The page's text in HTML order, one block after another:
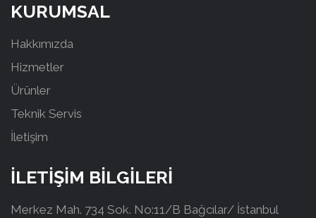
KURUMSAL
Hakkımızda
Hizmetler
Ürünler
Teknik Servis
İletişim
İLETİŞİM BİLGİLERİ
Merkez Mah. 734 Sok. No:11/B Bağcılar/ İstanbul